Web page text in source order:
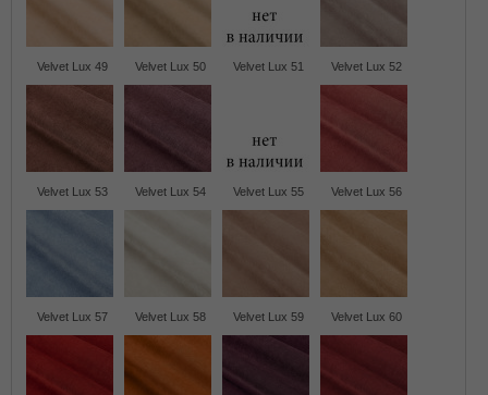
Velvet Lux 49 Velvet Lux 50 Velvet Lux 51 Velvet Lux 52
Velvet Lux 53 Velvet Lux 54 Velvet Lux 55 Velvet Lux 56
Velvet Lux 57 Velvet Lux 58 Velvet Lux 59 Velvet Lux 60